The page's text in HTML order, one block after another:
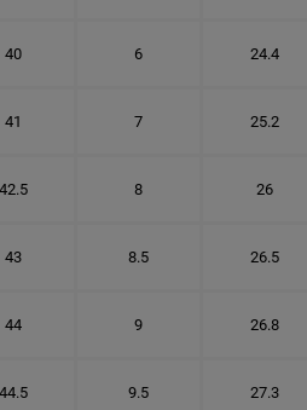
40 6 24.4
41 7 25.2
42.5 8 26
43 8.5 26.5
44 9 26.8
44.5 9.5 27.3